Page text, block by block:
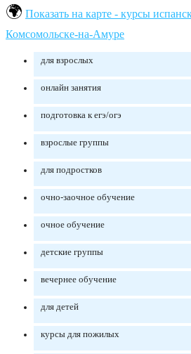
Показать на карте - курсы
Комсомольске-на-Амуре
для взрослых
онлайн занятия
подготовка к егэ/огэ
взрослые группы
для подростков
очно-заочное обучение
очное обучение
детские группы
вечернее обучение
для детей
курсы для пожилых